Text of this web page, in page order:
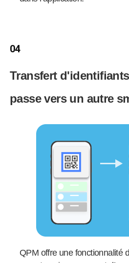
04
Transfert
passe vers un autre
QPM offre une fonctionnalité